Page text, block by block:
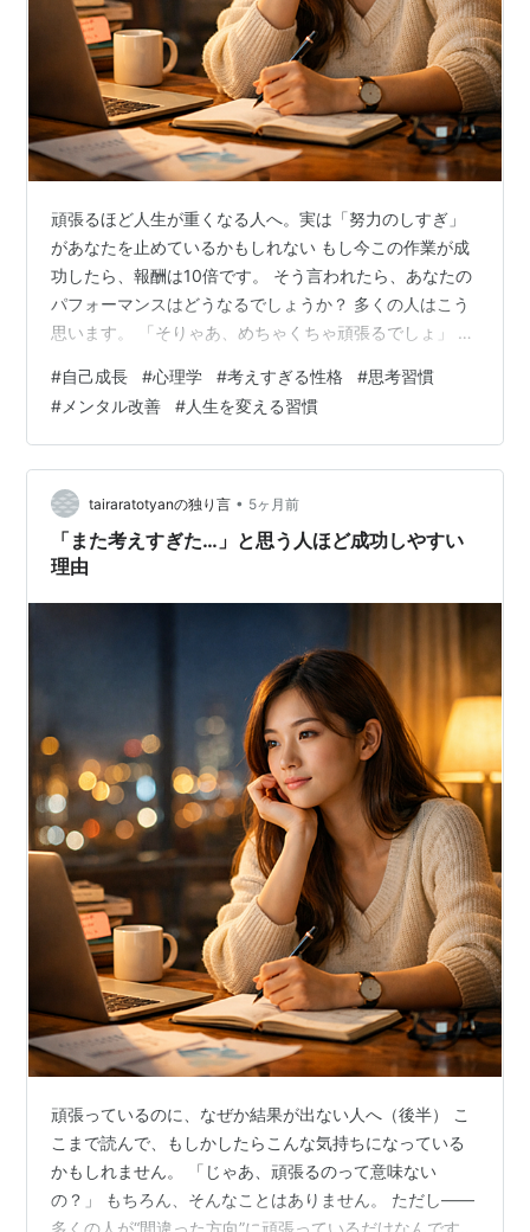
頑張るほど人生が重くなる人へ。実は「努力のしすぎ」
があなたを止めているかもしれない もし今この作業が成
功したら、報酬は10倍です。 そう言われたら、あなたの
パフォーマンスはどうなるでしょうか？ 多くの人はこう
思います。 「そりゃあ、めちゃくちゃ頑張るでしょ」 で
者のダン・アリエリーが行った有名な実験では、ある驚
きの結果が出ました。 報酬を大きくすればするほど、人
は頑張る。普通はそう思いますよね。 ところが―― 報酬
を極端に大きくすると、成績がむしろ下がったのです。
MITなど複数の大学で行われた研究でも、同じ結果が確認
されています。 なぜそん…
#自己成長 #心理学 #考えすぎる性格 #思考習慣
# メンタル改善 #人生を変える習慣
tairaratotyanの独り言 • 5ヶ月前
「また考えすぎた…」と思う人ほど成功しやすい
理由
頑張っているのに、なぜか結果が出ない人へ（後半） こ
こまで読んで、もしかしたらこんな気持ちになっている
かもしれません。 「じゃあ、頑張るのって意味ない
の？」 もちろん、そんなことはありません。 ただし——